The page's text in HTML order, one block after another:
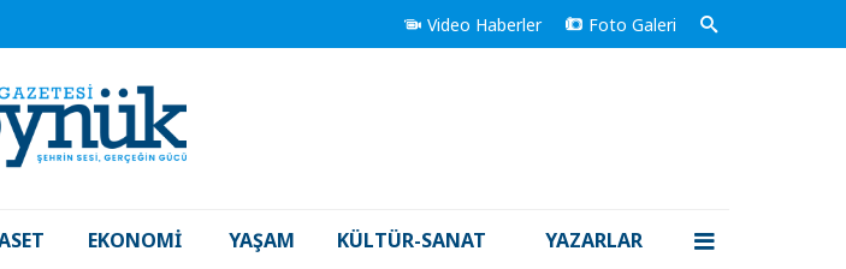
Video Haberler Foto Galeri
EKONOMI YAŞAM KÜLTÜR-SANAT YAZARLAR